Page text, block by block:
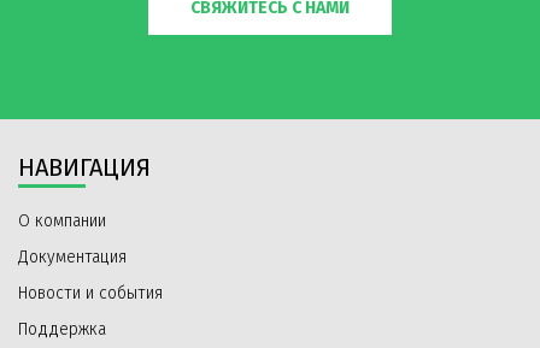
СВЯЖИТЕСЬ С НАМИ
НАВИГАЦИЯ
О компании
Документация
Новости и события
Поддержка